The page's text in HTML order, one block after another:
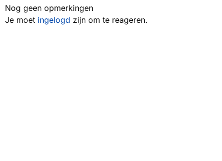
Nog geen opmerkingen
Je moet ingelogd zijn om te reageren.